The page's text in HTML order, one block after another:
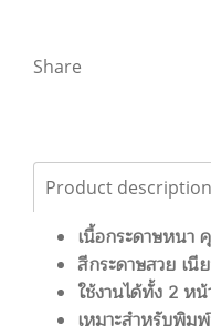
Share
Product description
เนื้อกระดาษหนา
สีกระดาษสวย เ
ใช้งานได้ทั้ง 2 ห
เหมาะสำหรับพิม